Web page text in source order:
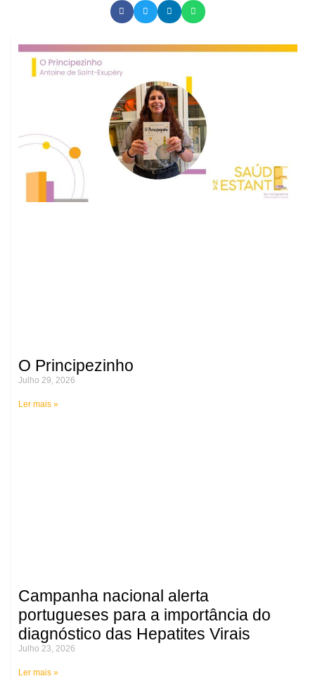
O Principezinho
Julho 29, 2026
Ler mais »
Campanha nacional alerta
portugueses para a importância do
diagnóstico das Hepatites Virais
Julho 23, 2026
Ler mais »